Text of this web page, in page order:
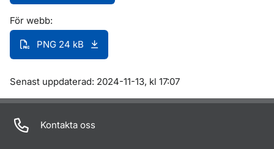
För webb:
PNG 24 kB
Om sidan
Senast uppdaterad: 2024-11-13, kl 17:07
Kontakta oss